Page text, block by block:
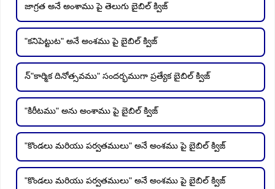
జాగ్రత అనే అంశాము పై తెలుగు బైబిల్ క్విజ్
"కనిపెట్టుట" అనే అంశము పై బైబిల్ క్విజ్
న్"కార్మిక దినోత్సవము" సందర్భముగా ప్రత్యేక బైబిల్ క్విజ్
"కిరీటము" అను అంశాము పై బైబిల్ క్విజ్
"కొండలు మరియు పర్వతములు" అనే అంశము పై బైబిల్ క్విజ్
"కొండలు మరియు పర్వతములు" అనే అంశము పై బైబిల్ క్విజ్